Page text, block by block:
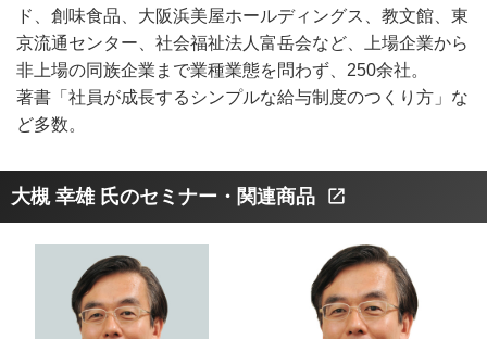
ド、創味食品、大阪浜美屋ホールディングス、教文館、東
京流通センター、社会福祉法人富岳会など、上場企業から
非上場の同族企業まで業種業態を問わず、250余社。
著書「社員が成長するシンプルな給与制度のつくり方」な
ど多数。
大槻 幸雄 氏のセミナー・関連商品 open_in_new